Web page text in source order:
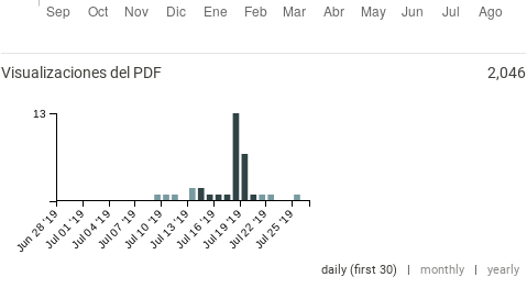
Visualizaciones del PDF 2,046
Jun 28 '19Jul 01 '19Jul 04 '19Jul 07 '19Jul 10 '19Jul 13 '19Jul 16 '19Jul 19 '19Jul 22 '19Jul 25 '19
13
daily (first 30) | monthly | yearly